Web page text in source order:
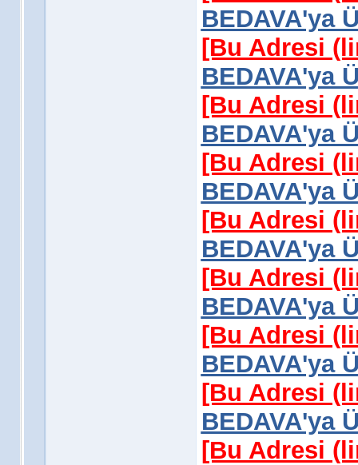
BEDAVA'ya
[Bu Adresi
BEDAVA'ya
[Bu Adresi
BEDAVA'ya
[Bu Adresi
BEDAVA'ya
[Bu Adresi
BEDAVA'ya
[Bu Adresi
BEDAVA'ya
[Bu Adresi
BEDAVA'ya
[Bu Adresi
BEDAVA'ya
[Bu Adresi